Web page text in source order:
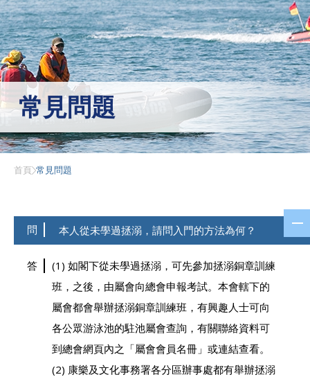
常見問題
首頁 常見問題
問 本人從未學過拯溺，請問入門的方法為何？
答
(1) 如閣下從未學過拯溺，可先參加拯溺銅章訓練
班，之後，由屬會向總會申報考試。本會轄下的
屬會都會舉辦拯溺銅章訓練班，有興趣人士可向
各公眾游泳池的駐池屬會查詢，有關聯絡資料可
到總會網頁內之「屬會會員名冊」或連結查看。
(2) 康樂及文化事務署各分區辦事處都有舉辦拯溺